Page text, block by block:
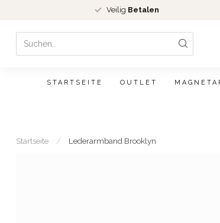
Veilig Betalen
STARTSEITE OUTLET
Startseite / Lederarmband Brooklyn